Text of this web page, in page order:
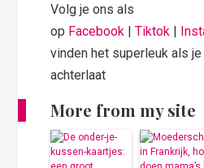
Volg je ons als
op Facebook |Tiktok |
vinden het superleuk als
achterlaat
More from my site